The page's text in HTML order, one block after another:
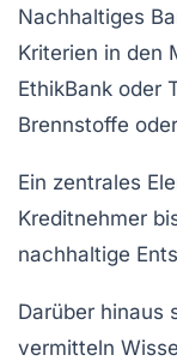
Nachhaltiges
Kriterien in den
EthikBank oder
Brennstoffe
Ein zentrales
Kreditnehmer
nachhaltige
Darüber hinaus
vermitteln